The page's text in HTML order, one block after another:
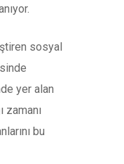
sosyal
yer alan
zamanı
bu